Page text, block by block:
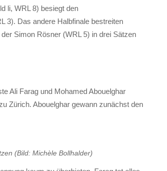
li, WRL 8) besiegt den
3). Das andere Halbfinale bestreiten
Simon Rösner (WRL 5) in drei Sätzen
Ali Farag und Mohamed Abouelghar
Zürich. Abouelghar gewann zunächst den
(Bild: Michèle Bollhalder)